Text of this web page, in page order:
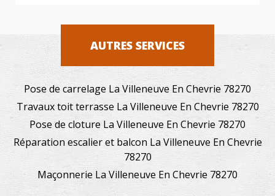
AUTRES SERVICES
Pose de carrelage La Villeneuve En Chevrie 78270
Travaux toit terrasse La Villeneuve En Chevrie 78270
Pose de cloture La Villeneuve En Chevrie 78270
Réparation escalier et balcon La Villeneuve En Chevrie
78270
Maçonnerie La Villeneuve En Chevrie 78270